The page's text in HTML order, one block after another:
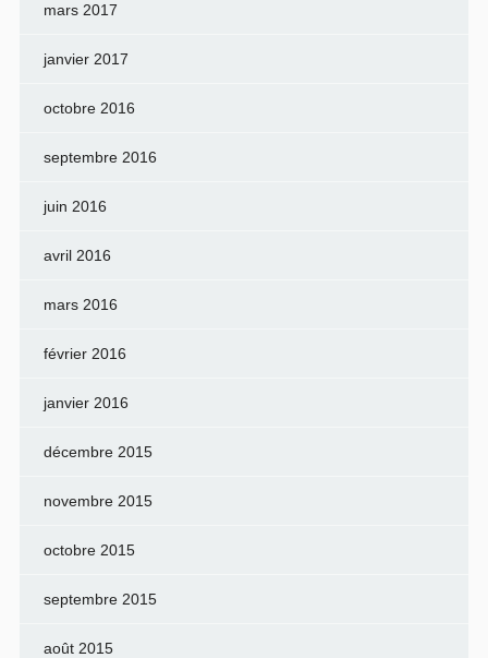
mars 2017
janvier 2017
octobre 2016
septembre 2016
juin 2016
avril 2016
mars 2016
février 2016
janvier 2016
décembre 2015
novembre 2015
octobre 2015
septembre 2015
août 2015